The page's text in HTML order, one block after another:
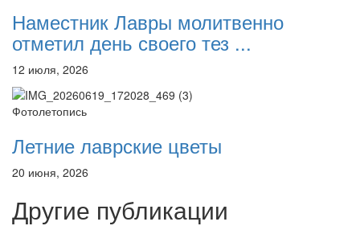
Наместник Лавры молитвенно
отметил день своего тез ...
12 июля, 2026
Фотолетопись
Летние лаврские цветы
20 июня, 2026
Другие публикации